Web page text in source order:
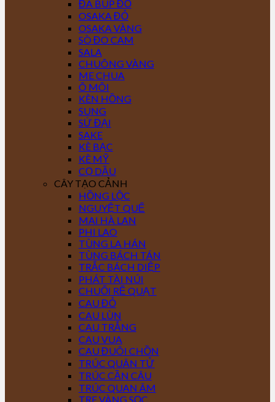
ĐA BÚP ĐỎ
OSAKA ĐỎ
OSAKA VÀNG
SÒ ĐO CAM
SALA
CHUÔNG VÀNG
ME CHUA
Ô MÔI
KÈN HỒNG
SUNG
SỨ ĐẠI
SAKE
KÈ BẠC
KÈ MỸ
CỌ DẦU
CÂY TẠO CẢNH
HỒNG LỘC
NGUYỆT QUẾ
MAI HÀ LAN
PHI LAO
TÙNG LA HÁN
TÙNG BÁCH TÁN
TRẮC BÁCH DIỆP
PHÁT TÀI NÚI
CHUỐI RẼ QUẠT
CAU ĐỎ
CAU LÙN
CAU TRẮNG
CAU VUA
CAU ĐUÔI CHỒN
TRÚC QUÂN TỬ
TRÚC CẦN CÂU
TRÚC QUAN ÂM
TRE VÀNG SỌC